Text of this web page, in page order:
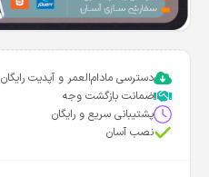
دسترسی مادام‌العمر و آپدیت رایگان
ضمانت بازگشت وجه
پشتیبانی سریع و رایگان
نصب آسان